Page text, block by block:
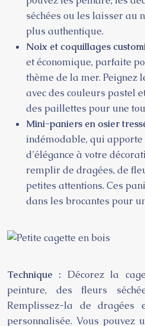
séchées ou les laisser au
plus authentique.
Noix et coquillages
et économique, parfaite
thème de la mer. Peignez
avec des couleurs pastel
des paillettes pour une
Mini-paniers en osier
indémodable, qui apporte
d’élégance à votre
remplir de dragées, de
petites attentions. Ces
dans les brocantes pour
Technique : Décorez la
peinture, des fleurs
Remplissez-la de dragées
personnalisée. Vous